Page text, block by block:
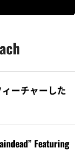
ィーチャーした
Featuring